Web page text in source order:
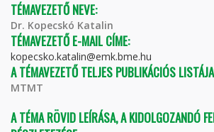
TÉMAVEZETŐ NEVE:
Dr. Kopecskó Katalin
TÉMAVEZETŐ E-MAIL CÍME:
kopecsko.katalin@emk.bme.hu
A TÉMAVEZETŐ TELJES PUBLIKÁCIÓS
MTMT
A TÉMA RÖVID LEÍRÁSA, A KIDOLGOZANDÓ